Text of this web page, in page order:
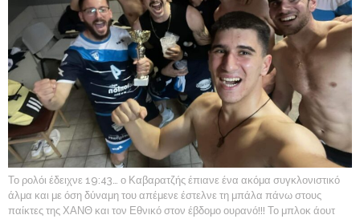
Το ρολόι έδειχνε 19:43… ο Καβαρατζής έπιανε ένα ακόμα συγκλονιστικό
άλμα και με όση δύναμη του απέμενε έστελνε τη μπάλα πάνω στους
παίκτες της ΧΑΝΘ και τον Εθνικό στον έβδομο ουρανό!!! Το μπλοκ άουτ